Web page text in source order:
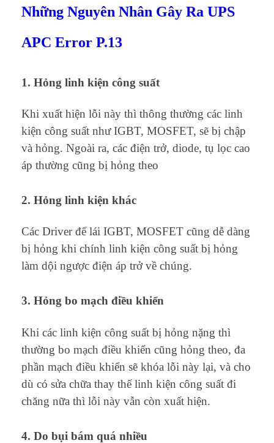
Những Nguyên Nhân Gây Ra UPS
APC Error P.13
1. Hỏng linh kiện công suất
Khi xuất hiện lỗi này thì thông thường các linh
kiện công suất như IGBT, MOSFET, sẽ bị chập
và hỏng. Ngoài ra, các điện trở, diode, tụ lọc cao
áp thường cũng bị hỏng theo
2. Hỏng linh kiện khác
Các Driver để lái IGBT, MOSFET cũng dễ dàng
bị hỏng khi chính linh kiện công suất bị hỏng
làm dội ngược điện áp trở về chúng.
3. Hỏng bo mạch điều khiển
Khi các linh kiện công suất bị hỏng nặng thì
thường bo mạch điều khiển cũng hỏng theo, đa
phần mạch điều khiển sẽ khóa lỗi này lại, và cho
dù có sửa chữa thay thế linh kiện công suất đi
chăng nữa thì lỗi này vẫn còn xuất hiện.
4. Do bụi bám quá nhiều